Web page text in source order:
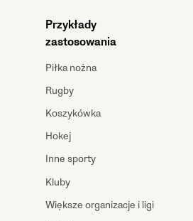
Przykłady
zastosowania
Piłka nożna
Rugby
Koszykówka
Hokej
Inne sporty
Kluby
Większe organizacje i ligi